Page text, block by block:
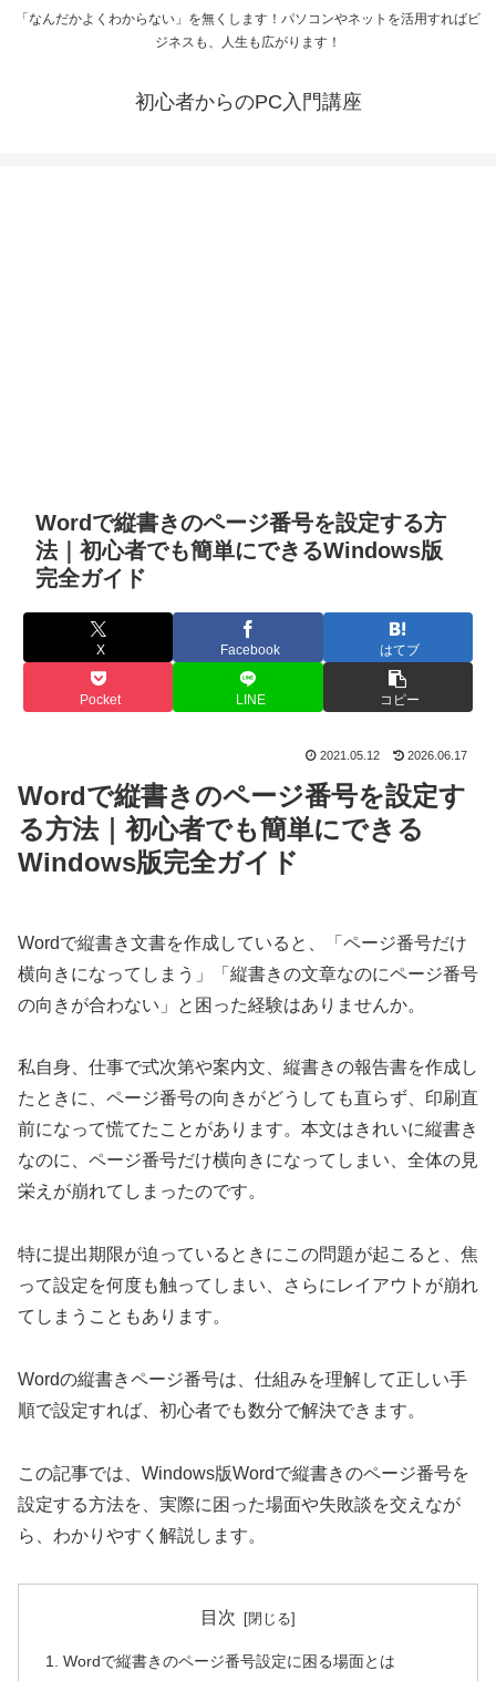
「なんだかよくわからない」を無くします！パソコンやネットを活用すればビ
ジネスも、人生も広がります！
初心者からのPC入門講座
Wordで縦書きのページ番号を設定する方
法｜初心者でも簡単にできるWindows版
完全ガイド
X Facebook はてブ
Pocket LINE コピー
2021.05.12 2026.06.17
Wordで縦書きのページ番号を設定す
る方法｜初心者でも簡単にできる
Windows版完全ガイド
Wordで縦書き文書を作成していると、「ページ番号だけ
横向きになってしまう」「縦書きの文章なのにページ番号
の向きが合わない」と困った経験はありませんか。
私自身、仕事で式次第や案内文、縦書きの報告書を作成し
たときに、ページ番号の向きがどうしても直らず、印刷直
前になって慌てたことがあります。本文はきれいに縦書き
なのに、ページ番号だけ横向きになってしまい、全体の見
栄えが崩れてしまったのです。
特に提出期限が迫っているときにこの問題が起こると、焦
って設定を何度も触ってしまい、さらにレイアウトが崩れ
てしまうこともあります。
Wordの縦書きページ番号は、仕組みを理解して正しい手
順で設定すれば、初心者でも数分で解決できます。
この記事では、Windows版Wordで縦書きのページ番号を
設定する方法を、実際に困った場面や失敗談を交えなが
ら、わかりやすく解説します。
目次
Wordで縦書きのページ番号設定に困る場面とは